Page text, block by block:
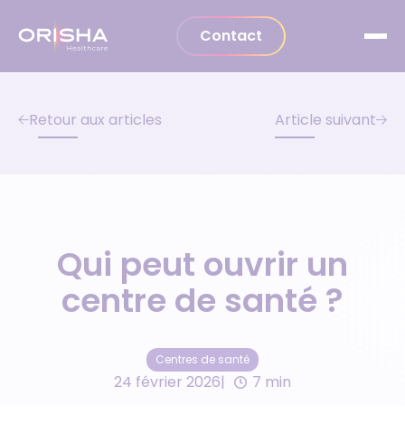
Contact
Retour aux articles Article suivant
Qui peut ouvrir un
centre de santé ?
Centres de santé
24 février 2026 7 min